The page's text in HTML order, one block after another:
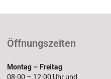
Öffnungszeiten
Montag – Freitag
08:00 – 12:00 Uhr und